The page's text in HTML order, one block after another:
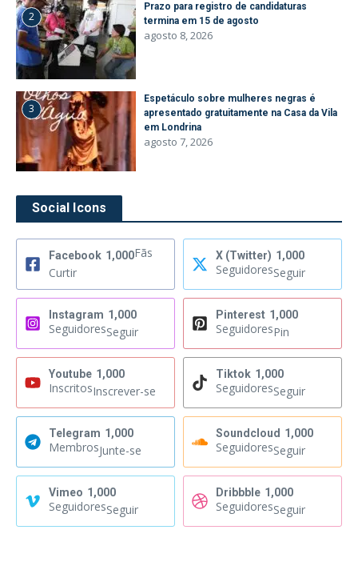
2
Prazo para registro de candidaturas
termina em 15 de agosto
agosto 8, 2026
3
Espetáculo sobre mulheres negras é
apresentado gratuitamente na Casa da Vila
em Londrina
agosto 7, 2026
Social Icons
Facebook 1,000Fãs
Curtir
X (Twitter) 1,000
SeguidoresSeguir
Instagram 1,000
SeguidoresSeguir
Pinterest 1,000
SeguidoresPin
Youtube 1,000
InscritosInscrever-se
Tiktok 1,000
SeguidoresSeguir
Telegram 1,000
MembrosJunte-se
Soundcloud 1,000
SeguidoresSeguir
Vimeo 1,000
SeguidoresSeguir
Dribbble 1,000
SeguidoresSeguir